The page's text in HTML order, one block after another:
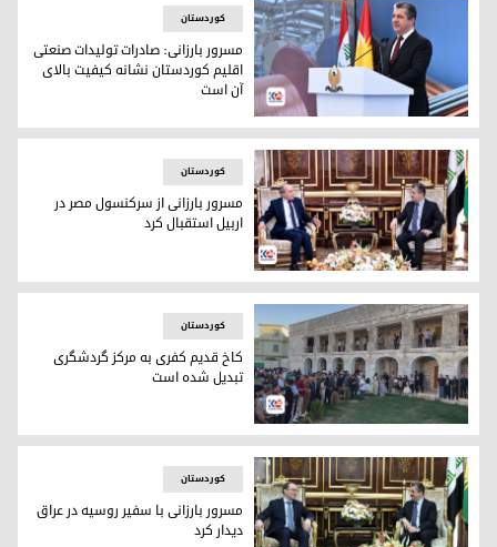
مسرور بارزانی، نخست‌وزیر اقلیم کوردستان
کوردستان
مسرور بارزانی: صادرات تولیدات صنعتی
اقلیم کوردستان نشانه کیفیت بالای
آن است
مسرور بارزانی، نخست‌وزیر اقلیم کوردستان و سرکنسول مصر در
کوردستان
مسرور بارزانی از سرکنسول مصر در
اربیل استقبال کرد
کاخ قدیمی کفری در منطقه‌ی گرمیان اقلیم کوردستان
کوردستان
کاخ قدیم کفری به مرکز گردشگری
تبدیل شده است
کوردستان
مسرور بارزانی با سفیر روسیە در عراق
دیدار کرد